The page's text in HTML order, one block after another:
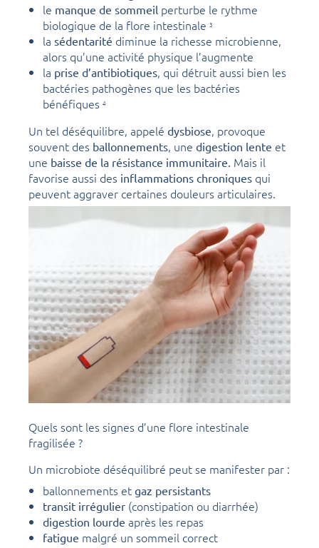
le manque de sommeil perturbe le rythme
biologique de la flore intestinale 3
la sédentarité diminue la richesse microbienne,
alors qu’une activité physique l’augmente
la prise d’antibiotiques, qui détruit aussi bien les
bactéries pathogènes que les bactéries
bénéfiques 4
Un tel déséquilibre, appelé dysbiose, provoque
souvent des ballonnements, une digestion lente et
une baisse de la résistance immunitaire. Mais il
favorise aussi des inflammations chroniques qui
peuvent aggraver certaines douleurs articulaires.
Quels sont les signes d’une flore intestinale
fragilisée ?
Un microbiote déséquilibré peut se manifester par :
ballonnements et gaz persistants
transit irrégulier (constipation ou diarrhée)
digestion lourde après les repas
fatigue malgré un sommeil correct